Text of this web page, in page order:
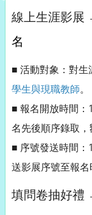
線上生涯影展
名
■ 活動對象：對生
學生與現職教師。
■ 報名開放時間
名先後順序錄取，
■ 序號發送時間
送影展序號至報
填問卷抽好禮